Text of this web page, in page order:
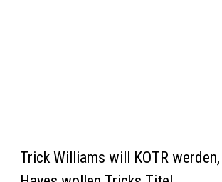
Trick Williams will KOTR